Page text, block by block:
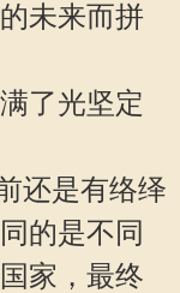
未来而拼
了光坚定
还是有络绎
的是不同
家，最终